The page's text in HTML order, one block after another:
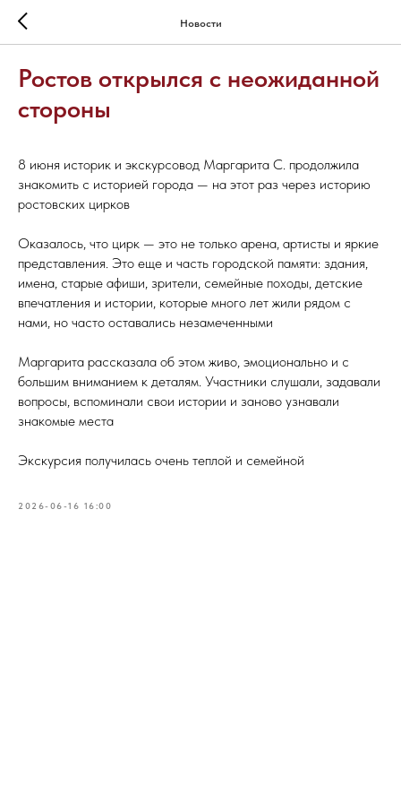
Новости
Ростов открылся с неожиданной
стороны
8 июня историк и экскурсовод Маргарита С. продолжила
знакомить с историей города — на этот раз через историю
ростовских цирков
Оказалось, что цирк — это не только арена, артисты и яркие
представления. Это еще и часть городской памяти: здания,
имена, старые афиши, зрители, семейные походы, детские
впечатления и истории, которые много лет жили рядом с
нами, но часто оставались незамеченными
Маргарита рассказала об этом живо, эмоционально и с
большим вниманием к деталям. Участники слушали, задавали
вопросы, вспоминали свои истории и заново узнавали
знакомые места
Экскурсия получилась очень теплой и семейной
2026-06-16 16:00